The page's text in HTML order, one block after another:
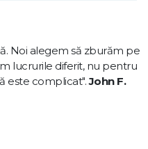
Noi alegem să zburăm pe
lucrurile diferit, nu pentru
este complicat".John F.